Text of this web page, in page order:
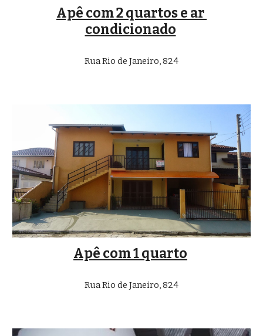
Apê com 2 quartos e ar
condicionado
Rua Rio de Janeiro, 824
Apê com 1 quarto
Rua Rio de Janeiro, 824